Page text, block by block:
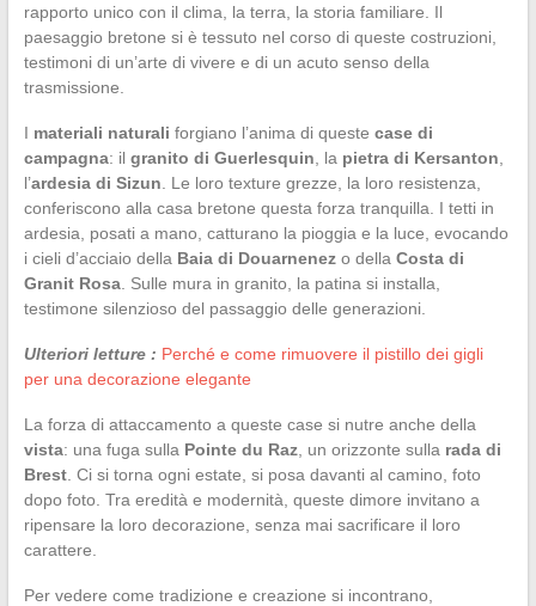
rapporto unico con il clima, la terra, la storia familiare. Il
paesaggio bretone si è tessuto nel corso di queste costruzioni,
testimoni di un’arte di vivere e di un acuto senso della
trasmissione.
I materiali naturali forgiano l’anima di queste case di
campagna: il granito di Guerlesquin , la pietra di Kersanton
l’ardesia di Sizun . Le loro texture grezze, la loro resistenza,
conferiscono alla casa bretone questa forza tranquilla. I tetti in
ardesia, posati a mano, catturano la pioggia e la luce, evocando
i cieli d’acciaio della Baia di Douarnenezo della Costa di
Granit Rosa. Sulle mura in granito, la patina si installa,
testimone silenzioso del passaggio delle generazioni.
Ulteriori letture : Perché e come rimuovere il pistillo dei gigli
per una decorazione elegante
La forza di attaccamento a queste case si nutre anche della
vista: una fuga sulla Pointe du Raz, un orizzonte sulla rada di
Brest. Ci si torna ogni estate, si posa davanti al camino, foto
dopo foto. Tra eredità e modernità, queste dimore invitano a
ripensare la loro decorazione, senza mai sacrificare il loro
carattere.
Per vedere come tradizione e creazione si incontrano,